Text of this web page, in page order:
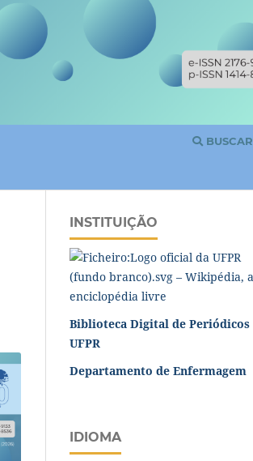
BUSCAR
INSTITUIÇÃO
Biblioteca Digital de Periódicos
UFPR
Departamento de Enfermagem
IDIOMA